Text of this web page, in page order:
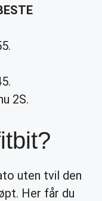
2S.
uten tvil den
Her får du